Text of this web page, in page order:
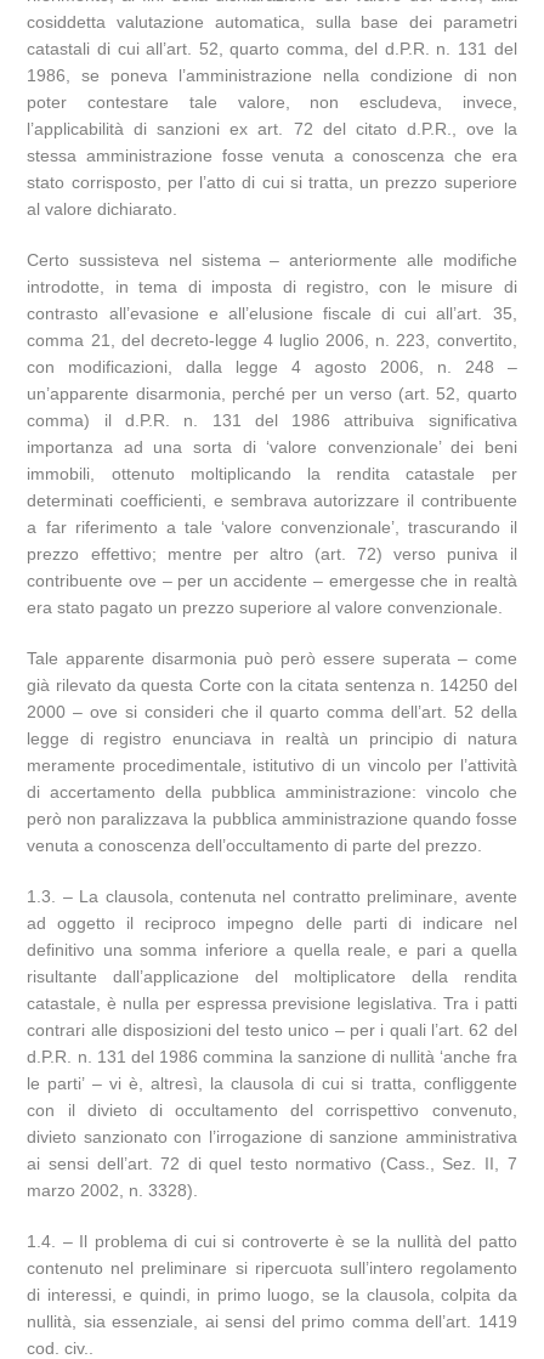
cosiddetta valutazione automatica, sulla base dei parametri
catastali di cui all’art. 52, quarto comma, del d.P.R. n. 131 del
1986, se poneva l’amministrazione nella condizione di non
poter contestare tale valore, non escludeva, invece,
l’applicabilità di sanzioni ex art. 72 del citato d.P.R., ove la
stessa amministrazione fosse venuta a conoscenza che era
stato corrisposto, per l’atto di cui si tratta, un prezzo superiore
al valore dichiarato.
Certo sussisteva nel sistema – anteriormente alle modifiche
introdotte, in tema di imposta di registro, con le misure di
contrasto all’evasione e all’elusione fiscale di cui all’art. 35,
comma 21, del decreto-legge 4 luglio 2006, n. 223, convertito,
con modificazioni, dalla legge 4 agosto 2006, n. 248 –
un’apparente disarmonia, perché per un verso (art. 52, quarto
comma) il d.P.R. n. 131 del 1986 attribuiva significativa
importanza ad una sorta di ‘valore convenzionale’ dei beni
immobili, ottenuto moltiplicando la rendita catastale per
determinati coefficienti, e sembrava autorizzare il contribuente
a far riferimento a tale ‘valore convenzionale’, trascurando il
prezzo effettivo; mentre per altro (art. 72) verso puniva il
contribuente ove – per un accidente – emergesse che in realtà
era stato pagato un prezzo superiore al valore convenzionale.
Tale apparente disarmonia può però essere superata – come
già rilevato da questa Corte con la citata sentenza n. 14250 del
2000 – ove si consideri che il quarto comma dell’art. 52 della
legge di registro enunciava in realtà un principio di natura
meramente procedimentale, istitutivo di un vincolo per l’attività
di accertamento della pubblica amministrazione: vincolo che
però non paralizzava la pubblica amministrazione quando fosse
venuta a conoscenza dell’occultamento di parte del prezzo.
1.3. – La clausola, contenuta nel contratto preliminare, avente
ad oggetto il reciproco impegno delle parti di indicare nel
definitivo una somma inferiore a quella reale, e pari a quella
risultante dall’applicazione del moltiplicatore della rendita
catastale, è nulla per espressa previsione legislativa. Tra i patti
contrari alle disposizioni del testo unico – per i quali l’art. 62 del
d.P.R. n. 131 del 1986 commina la sanzione di nullità ‘anche fra
le parti’ – vi è, altresì, la clausola di cui si tratta, confliggente
con il divieto di occultamento del corrispettivo convenuto,
divieto sanzionato con l’irrogazione di sanzione amministrativa
ai sensi dell’art. 72 di quel testo normativo (Cass., Sez. II, 7
marzo 2002, n. 3328).
1.4. – Il problema di cui si controverte è se la nullità del patto
contenuto nel preliminare si ripercuota sull’intero regolamento
di interessi, e quindi, in primo luogo, se la clausola, colpita da
nullità, sia essenziale, ai sensi del primo comma dell’art. 1419
cod. civ..